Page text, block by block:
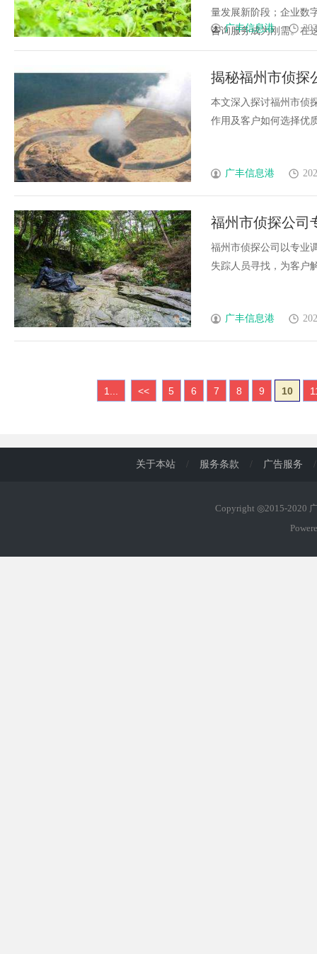
量发展新阶段；企业数
咨询服务成为刚需。在
广丰信息港
揭秘福州市侦探
本文深入探讨福州市侦
作用及客户如何选择优
广丰信息港
福州市侦探公司
福州市侦探公司以专业
失踪人员寻找，为客户
广丰信息港
1... << 5 6 7 8 9 10
关于本站 / 服务条款 / 广告服务 /
Copyright ◎2015-2020